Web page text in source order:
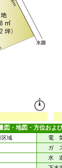
・地図・方位およ
域 電
ガ
水